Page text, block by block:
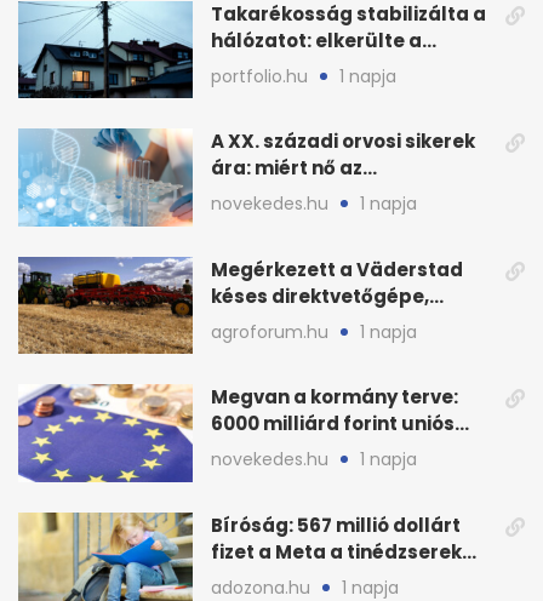
Takarékosság stabilizálta a
hálózatot: elkerülte a
sötétséget Magyarország
portfolio.hu 1 napja
A XX. századi orvosi sikerek
ára: miért nő az
egészségügy súlya?
novekedes.hu 1 napja
Megérkezett a Väderstad
késes direktvetőgépe,
bemutatón is látható
agroforum.hu 1 napja
Megvan a kormány terve:
6000 milliárd forint uniós
pénz sorsa
novekedes.hu 1 napja
Bíróság: 567 millió dollárt
fizet a Meta a tinédzserek
védelmére
adozona.hu 1 napja